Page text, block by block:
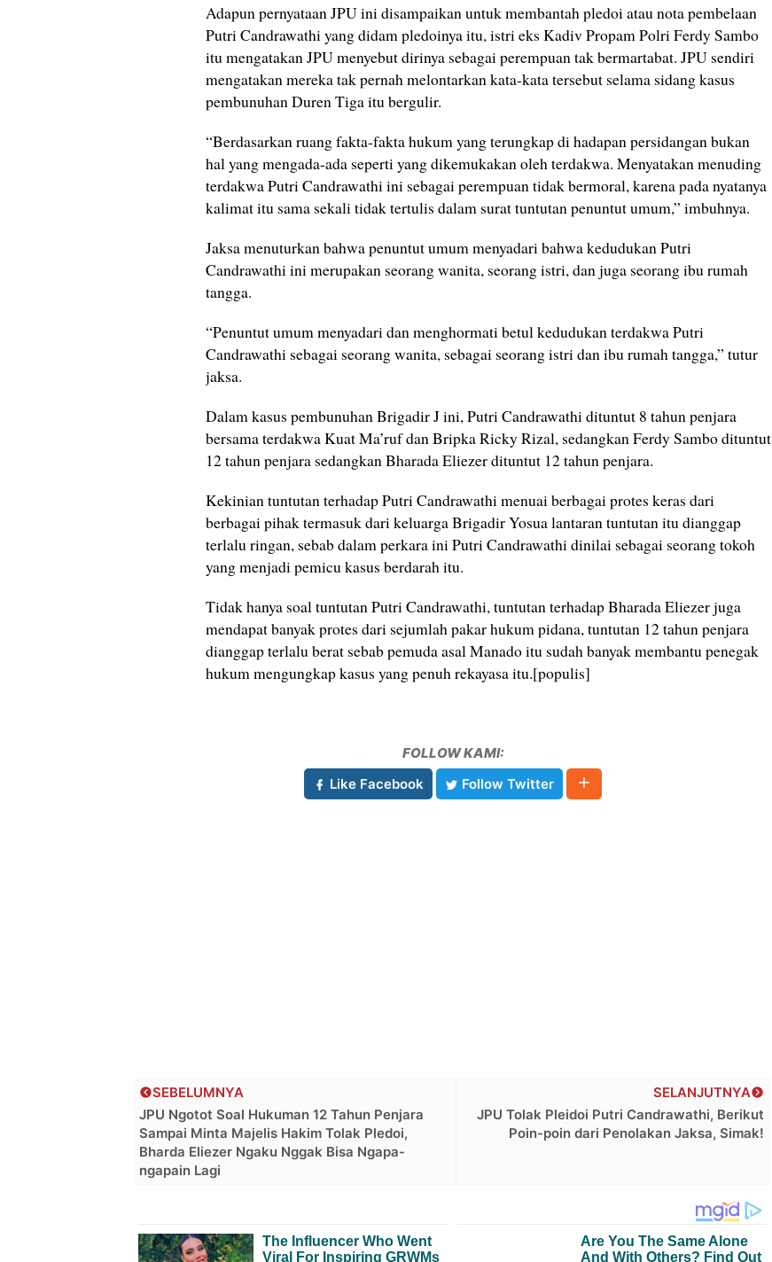
Adapun pernyataan JPU ini disampaikan untuk membantah pledoi atau nota pembelaan
Putri Candrawathi yang didam pledoinya itu, istri eks Kadiv Propam Polri Ferdy Sambo
itu mengatakan JPU menyebut dirinya sebagai perempuan tak bermartabat. JPU sendiri
mengatakan mereka tak pernah melontarkan kata-kata tersebut selama sidang kasus
pembunuhan Duren Tiga itu bergulir.
“Berdasarkan ruang fakta-fakta hukum yang terungkap di hadapan persidangan bukan
hal yang mengada-ada seperti yang dikemukakan oleh terdakwa. Menyatakan menuding
terdakwa Putri Candrawathi ini sebagai perempuan tidak bermoral, karena pada nyatanya
kalimat itu sama sekali tidak tertulis dalam surat tuntutan penuntut umum,” imbuhnya.
Jaksa menuturkan bahwa penuntut umum menyadari bahwa kedudukan Putri
Candrawathi ini merupakan seorang wanita, seorang istri, dan juga seorang ibu rumah
tangga.
“Penuntut umum menyadari dan menghormati betul kedudukan terdakwa Putri
Candrawathi sebagai seorang wanita, sebagai seorang istri dan ibu rumah tangga,” tutur
jaksa.
Dalam kasus pembunuhan Brigadir J ini, Putri Candrawathi dituntut 8 tahun penjara
bersama terdakwa Kuat Ma’ruf dan Bripka Ricky Rizal, sedangkan Ferdy Sambo dituntut
12 tahun penjara sedangkan Bharada Eliezer dituntut 12 tahun penjara.
Kekinian tuntutan terhadap Putri Candrawathi menuai berbagai protes keras dari
berbagai pihak termasuk dari keluarga Brigadir Yosua lantaran tuntutan itu dianggap
terlalu ringan, sebab dalam perkara ini Putri Candrawathi dinilai sebagai seorang tokoh
yang menjadi pemicu kasus berdarah itu.
Tidak hanya soal tuntutan Putri Candrawathi, tuntutan terhadap Bharada Eliezer juga
mendapat banyak protes dari sejumlah pakar hukum pidana, tuntutan 12 tahun penjara
dianggap terlalu berat sebab pemuda asal Manado itu sudah banyak membantu penegak
hukum mengungkap kasus yang penuh rekayasa itu.[populis]
FOLLOW KAMI:
Like Facebook
Follow Twitter
SELANJUTNYA
JPU Tolak Pleidoi Putri Candrawathi, Berikut
Poin-poin dari Penolakan Jaksa, Simak!
SEBELUMNYA
JPU Ngotot Soal Hukuman 12 Tahun Penjara
Sampai Minta Majelis Hakim Tolak Pledoi,
Bharda Eliezer Ngaku Nggak Bisa Ngapa-
ngapain Lagi